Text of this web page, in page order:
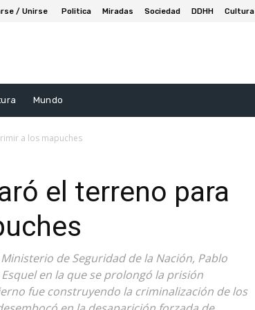
/ Unirse Politica Miradas Sociedad DDHH Cultura
Mundo
a los mapuches
el terreno para
de Seguridad de la Nación, Pablo
en la que se prolongó la prisión
fue construyendo la criminalización de los